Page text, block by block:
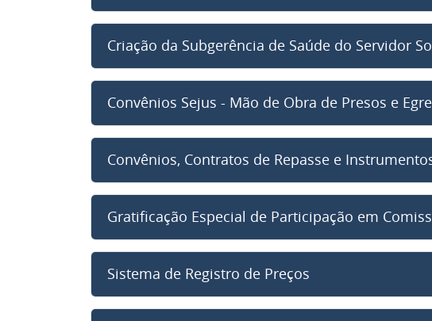
Criação da Subgerência de Saúde do Servidor
Convênios Sejus - Mão de Obra de Presos e
Convênios, Contratos de Repasse e
Gratificação Especial de Participação em
Sistema de Registro de Preços